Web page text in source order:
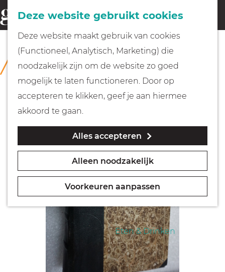
Deze website gebruikt cookies
Deze website maakt gebruik van cookies
(Functioneel, Analytisch, Marketing) die
noodzakelijk zijn om de website zo goed
mogelijk te laten functioneren. Door op
accepteren te klikken, geef je aan hiermee
akkoord te gaan.
Alles accepteren
Alleen noodzakelijk
Voorkeuren aanpassen
G
a
Fietsen
Wandelen
Geocachen
Naar het museum
Eten & Drinken
o
e
k
e
n
COLLECTIE
Rijksmuseum Muiderslot